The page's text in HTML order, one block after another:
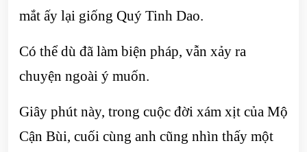
mắt ấy lại giống Quý Tinh Dao.
Có thể dù đã làm biện pháp, vẫn xảy ra
chuyện ngoài ý muốn.
Giây phút này, trong cuộc đời xám xịt của Mộ
Cận Bùi, cuối cùng anh cũng nhìn thấy một